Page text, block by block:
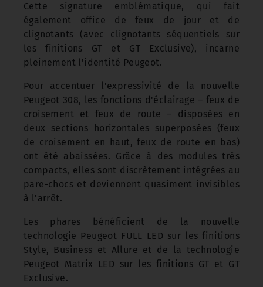
Cette signature emblématique, qui fait
également office de feux de jour et de
clignotants (avec clignotants séquentiels sur
les finitions GT et GT Exclusive), incarne
pleinement l'identité Peugeot.
Pour accentuer l'expressivité de la nouvelle
Peugeot 308, les fonctions d'éclairage – feux de
croisement et feux de route – disposées en
deux sections horizontales superposées (feux
de croisement en haut, feux de route en bas)
ont été abaissées. Grâce à des modules très
compacts, elles sont discrètement intégrées au
pare-chocs et deviennent quasiment invisibles
à l'arrêt.
Les phares bénéficient de la nouvelle
technologie Peugeot FULL LED sur les finitions
Style, Business et Allure et de la technologie
Peugeot Matrix LED sur les finitions GT et GT
Exclusive.